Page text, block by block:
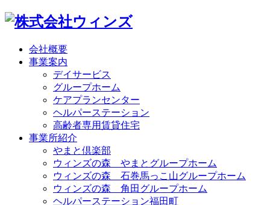
会社概要
事業案内
デイサービス
グループホーム
ケアプランセンター
ヘルパーステーション
高齢者専用賃貸住宅
事業所紹介
やまと倶楽部
ウィンズの森 やまとグループホーム
ウィンズの森 石巻馬っこ山グループホーム
ウィンズの森 角田グループホーム
ヘルパーステーション福田町